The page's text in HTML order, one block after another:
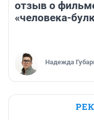
отзыв о
«человека-
Надежда